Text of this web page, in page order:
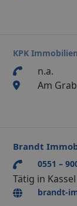
KPK
n.a.
Am
Brandt
0551 –
Tätig in Kassel
brandt-